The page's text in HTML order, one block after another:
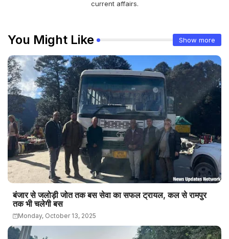
current affairs.
You Might Like Show more
बंजार से जलोड़ी जोत तक बस सेवा का सफल ट्रायल, कल से रामपुर
तक भी चलेगी बस
Monday, October 13, 2025